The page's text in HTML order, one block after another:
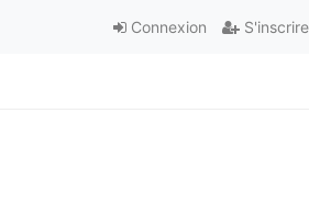
Connexion S'inscrire